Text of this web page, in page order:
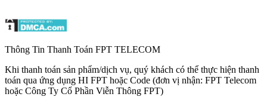
Thông Tin Thanh Toán FPT TELECOM
Khi thanh toán sản phẩm/dịch vụ, quý khách có thể thực hiện thanh
toán qua ứng dụng HI FPT hoặc Code (đơn vị nhận: FPT Telecom
hoặc Công Ty Cổ Phần Viễn Thông FPT)